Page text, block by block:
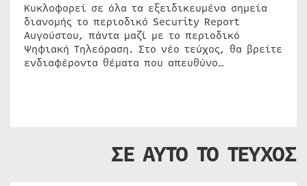
Κυκλοφορεί σε όλα τα εξειδικευμένα σημεία
διανομής το περιοδικό Security Report
Αυγούστου, πάντα μαζί με το περιοδικό
Ψηφιακή Τηλεόραση. Στο νέο τεύχος, θα βρείτε
ενδιαφέροντα θέματα που απευθύνο…
ΣΕ ΑΥΤΟ ΤΟ ΤΕΥΧΟΣ